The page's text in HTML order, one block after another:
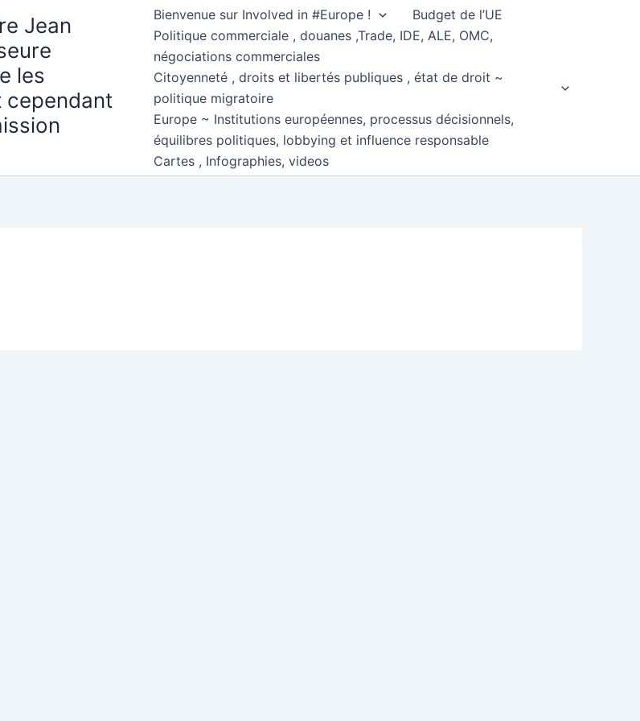
Jean
les
cependant
Bienvenue sur Involved in #Europe !
Budget de l’UE
Politique commerciale , douanes ,Trade, IDE, ALE, OMC,
négociations commerciales
Citoyenneté , droits et libertés publiques , état de droit ~
politique migratoire
Europe ~ Institutions européennes, processus décisionnels,
équilibres politiques, lobbying et influence responsable
Cartes , Infographies, videos